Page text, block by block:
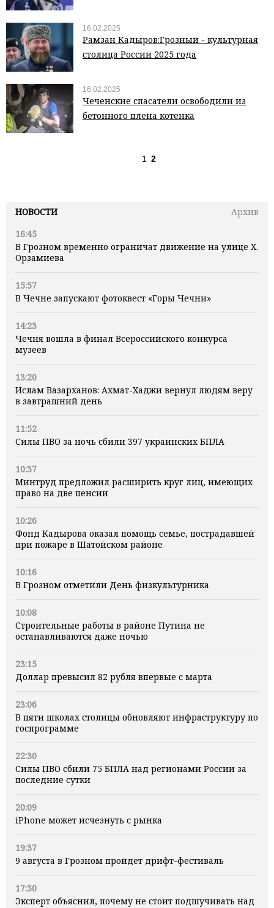
НОВОСТИ
Архив
16:45
В Грозном временно ограничат движение на улице Х.
Орзамиева
15:57
В Чечне запускают фотоквест «Горы Чечни»
14:23
Чечня вошла в финал Всероссийского конкурса
музеев
13:20
Ислам Вазарханов: Ахмат-Хаджи вернул людям веру
в завтрашний день
11:52
Силы ПВО за ночь сбили 397 украинских БПЛА
10:37
Минтруд предложил расширить круг лиц, имеющих
право на две пенсии
10:26
Фонд Кадырова оказал помощь семье, пострадавшей
при пожаре в Шатойском районе
10:16
В Грозном отметили День физкультурника
10:08
Строительные работы в районе Путина не
останавливаются даже ночью
23:15
Доллар превысил 82 рубля впервые с марта
23:06
В пяти школах столицы обновляют инфраструктуру по
госпрограмме
22:30
Силы ПВО сбили 75 БПЛА над регионами России за
последние сутки
20:09
iPhone может исчезнуть с рынка
19:37
9 августа в Грозном пройдет дрифт-фестиваль
17:30
Эксперт объяснил, почему не стоит подшучивать над
16.02.2025
Рамзан Кадыров:Грозный - культурная
столица России 2025 года
16.02.2025
Чеченские спасатели освободили из
бетонного плена котенка
1 2